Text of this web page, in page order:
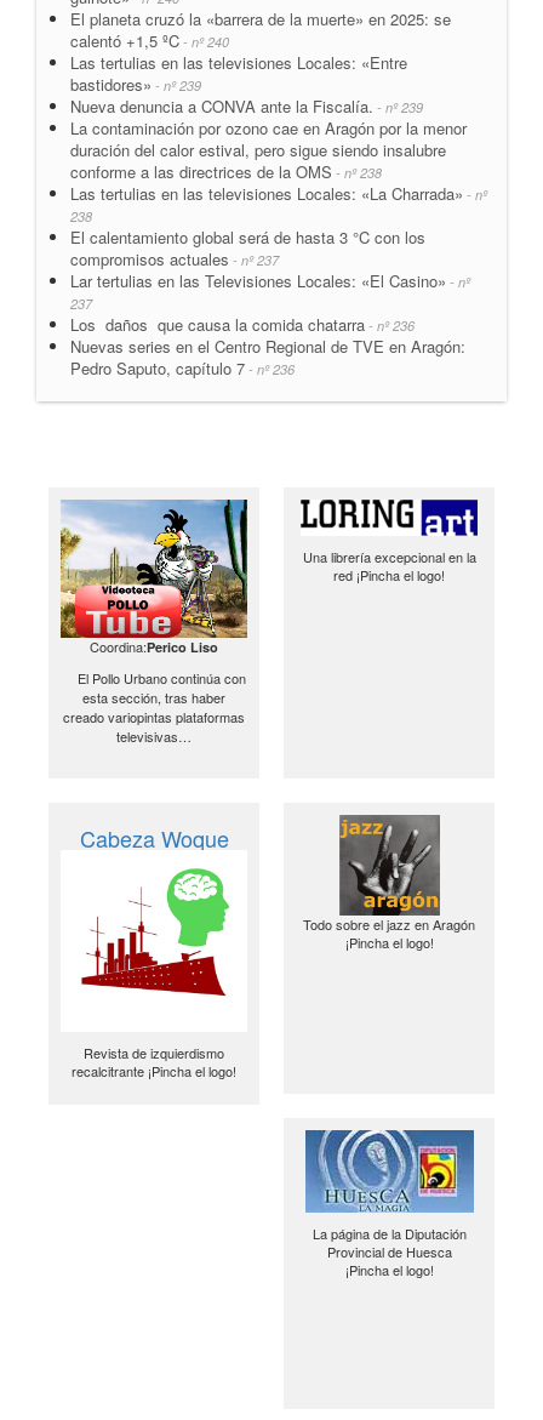
El planeta cruzó la «barrera de la muerte» en 2025: se
calentó +1,5 ºC - nº 240
Las tertulias en las televisiones Locales: «Entre
bastidores» - nº 239
Nueva denuncia a CONVA ante la Fiscalía. - nº 239
La contaminación por ozono cae en Aragón por la menor
duración del calor estival, pero sigue siendo insalubre
conforme a las directrices de la OMS - nº 238
Las tertulias en las televisiones Locales: «La Charrada» - nº
238
El calentamiento global será de hasta 3 °C con los
compromisos actuales - nº 237
Lar tertulias en las Televisiones Locales: «El Casino» - nº
237
Los daños que causa la comida chatarra - nº 236
Nuevas series en el Centro Regional de TVE en Aragón:
Pedro Saputo, capítulo 7 - nº 236
Coordina:Perico Liso
El Pollo Urbano continúa con
esta sección, tras haber
creado variopintas plataformas
televisivas…
Una librería excepcional en la
red ¡Pincha el logo!
Cabeza Woque
Revista de izquierdismo
recalcitrante ¡Pincha el logo!
Todo sobre el jazz en Aragón
¡Pincha el logo!
La página de la Diputación
Provincial de Huesca
¡Pincha el logo!